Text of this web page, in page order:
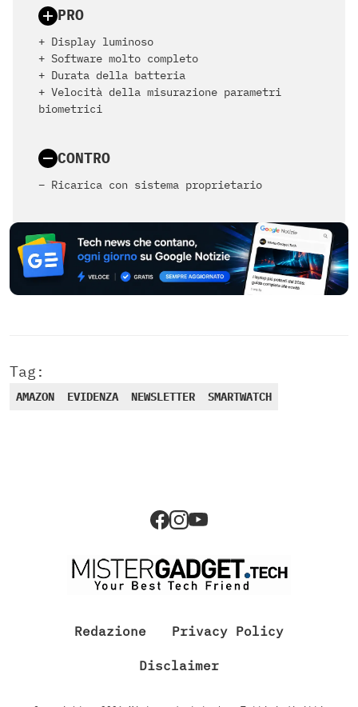
PRO
+ Display luminoso
+ Software molto completo
+ Durata della batteria
+ Velocità della misurazione parametri
biometrici
CONTRO
– Ricarica con sistema proprietario
Tag:
AMAZON EVIDENZA NEWSLETTER SMARTWATCH
Redazione Privacy Policy
Disclaimer